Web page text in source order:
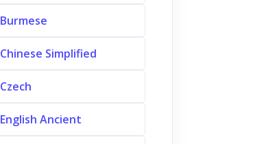
Burmese
Chinese Simplified
Czech
English Ancient